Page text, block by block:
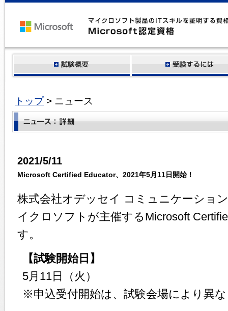
トップ> ニュース
2021/5/11
Microsoft Certified Educator、2021年5月11日開始！
株式会社オデッセイ コミュニケーショ
イクロソフトが主催するMicrosoft
す。
【試験開始日】
5月11日（火）
※申込受付開始は、試験会場により異